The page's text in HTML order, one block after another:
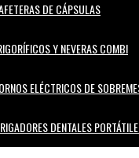
DE CÁPSULAS
Y NEVERAS COMBI
ELÉCTRICOS DE
DENTALES